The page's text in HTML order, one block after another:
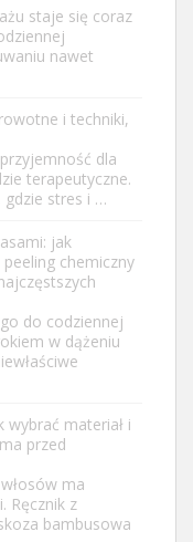
staje się coraz
nawet
i techniki,
dla
terapeutyczne.
gdzie stres i …
jak
chemiczny
do codziennej
w dążeniu
wybrać materiał i
przed
ma
Ręcznik z
bambusowa